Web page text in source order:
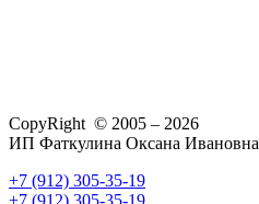
CopyRight © 2005 – 2026
ИП Фаткулина Оксана Ивановна
+7 (912) 305-35-19
+7 (912) 305-35-19